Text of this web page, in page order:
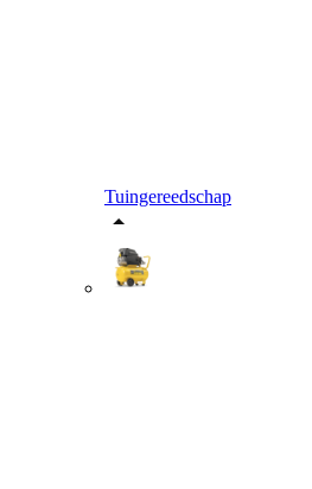
Tuingereedschap